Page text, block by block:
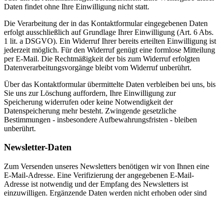
Daten findet ohne Ihre Einwilligung nicht statt.
Die Verarbeitung der in das Kontaktformular eingegebenen Daten
erfolgt ausschließlich auf Grundlage Ihrer Einwilligung (Art. 6 Abs.
1 lit. a DSGVO). Ein Widerruf Ihrer bereits erteilten Einwilligung ist
jederzeit möglich. Für den Widerruf genügt eine formlose Mitteilung
per E-Mail. Die Rechtmäßigkeit der bis zum Widerruf erfolgten
Datenverarbeitungsvorgänge bleibt vom Widerruf unberührt.
Über das Kontaktformular übermittelte Daten verbleiben bei uns, bis
Sie uns zur Löschung auffordern, Ihre Einwilligung zur
Speicherung widerrufen oder keine Notwendigkeit der
Datenspeicherung mehr besteht. Zwingende gesetzliche
Bestimmungen - insbesondere Aufbewahrungsfristen - bleiben
unberührt.
Newsletter-Daten
Zum Versenden unseres Newsletters benötigen wir von Ihnen eine
E-Mail-Adresse. Eine Verifizierung der angegebenen E-Mail-
Adresse ist notwendig und der Empfang des Newsletters ist
einzuwilligen. Ergänzende Daten werden nicht erhoben oder sind